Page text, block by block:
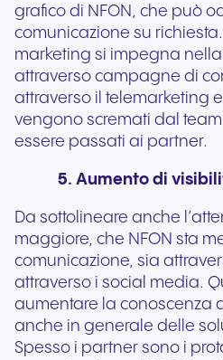
grafico di NFON, che può
comunicazione su
marketing si impegna nella
attraverso campagne di
attraverso il telemarketing
vengono scremati dal
essere passati ai partner.
5. Aumento di
Da sottolineare anche
maggiore, che NFON sta
comunicazione, sia
attraverso i social media.
aumentare la conoscenza
anche in generale delle
Spesso i partner sono i